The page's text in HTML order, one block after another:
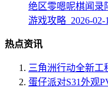
绝区零嗯呢棋闻录
游戏攻略 2026-02-
热点资讯
三角洲行动全新工
蛋仔派对S31外观